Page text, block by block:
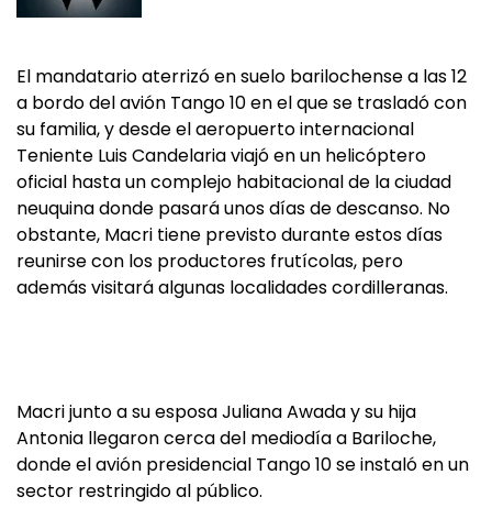
El mandatario aterrizó en suelo barilochense a las 12
a bordo del avión Tango 10 en el que se trasladó con
su familia, y desde el aeropuerto internacional
Teniente Luis Candelaria viajó en un helicóptero
oficial hasta un complejo habitacional de la ciudad
neuquina donde pasará unos días de descanso. No
obstante, Macri tiene previsto durante estos días
reunirse con los productores frutícolas, pero
además visitará algunas localidades cordilleranas.
Macri junto a su esposa Juliana Awada y su hija
Antonia llegaron cerca del mediodía a Bariloche,
donde el avión presidencial Tango 10 se instaló en un
sector restringido al público.